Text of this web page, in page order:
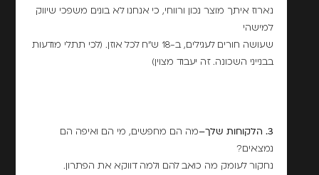
נארוז איתך מוצר נכון ורווחי, כי אנחנו לא בונים משפכי שיווק
למישהי
שעושה חורים לעגילים, ב-18 ש"ח לכל אוזן. (לכי תתלי מודעות
בבנייני השכונה. זה יעבוד מצוין)
3. הלקוחות שלך –מה הם מחפשים, מי הם ואיפה הם
נמצאים?
נחקור לעומק מה כואב להם ולמה דווקא את הפתרון.